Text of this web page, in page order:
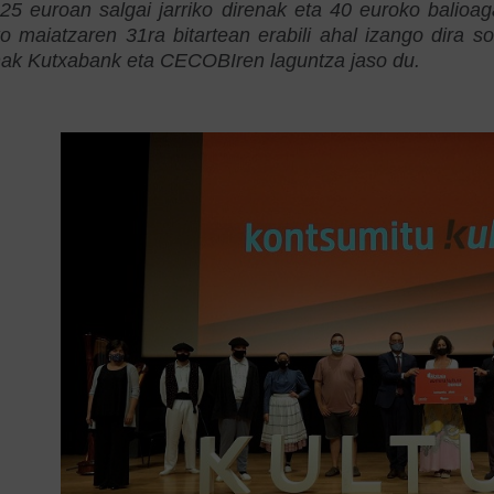
euroan salgai jarriko direnak eta 40 euroko
maiatzaren 31ra bitartean erabili ahal izango dira
Kutxabank eta CECOBIren laguntza jaso du.